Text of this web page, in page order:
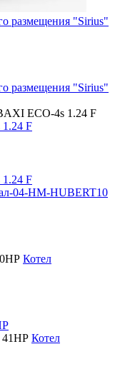
размещения "Sirius"
размещения "Sirius"
F
F
04-HM-HUBERT10
Котел
Котел